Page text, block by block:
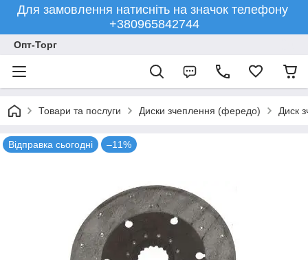
Для замовлення натисніть на значок телефону
+380965842744
Опт-Торг
Товари та послуги Диски зчеплення (фередо) Диск
Відправка сьогодні –11%